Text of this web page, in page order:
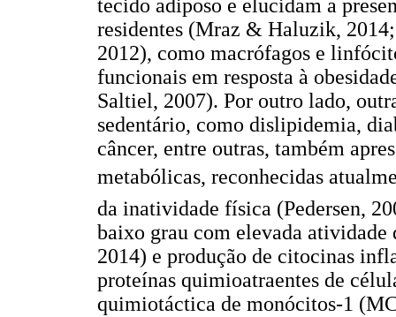
tecido adiposo e elucidam a
residentes (Mraz & Haluzik,
2012), como macrófagos e
funcionais em resposta à
Saltiel, 2007). Por outro lado,
sedentário, como dislipidemia,
câncer, entre outras, também
metabólicas, reconhecidas
da inatividade física (Pedersen,
baixo grau com elevada
2014) e produção de citocinas
proteínas quimioatraentes de
quimiotáctica de monócitos-1